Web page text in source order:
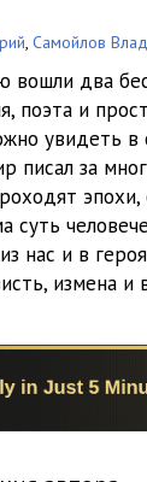
, Самойлов
вошли два
поэта и
увидеть
писал за
суть
нас и в
измена и